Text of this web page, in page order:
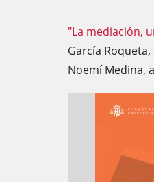
"La mediación,
García
Noemí Medina,